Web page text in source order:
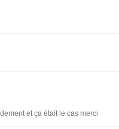
et ça était le cas merci